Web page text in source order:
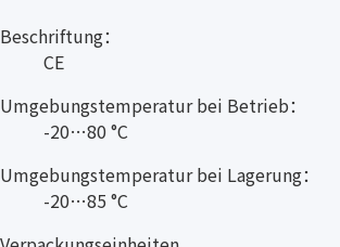
Beschriftung：
CE
Umgebungstemperatur bei Betrieb：
-20…80 °C
Umgebungstemperatur bei Lagerung：
-20…85 °C